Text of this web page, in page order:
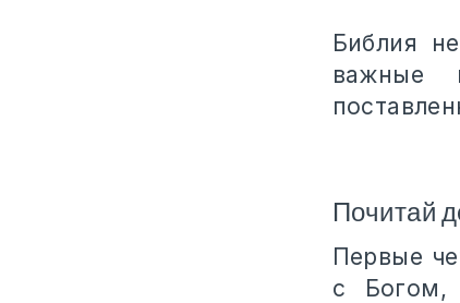
Библия
важные
Почитай
Первые
с Богом,